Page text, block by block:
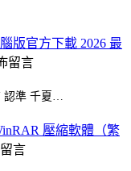
版官方下載 2026 最
留言
認準 千夏…
壓縮軟體（繁
言